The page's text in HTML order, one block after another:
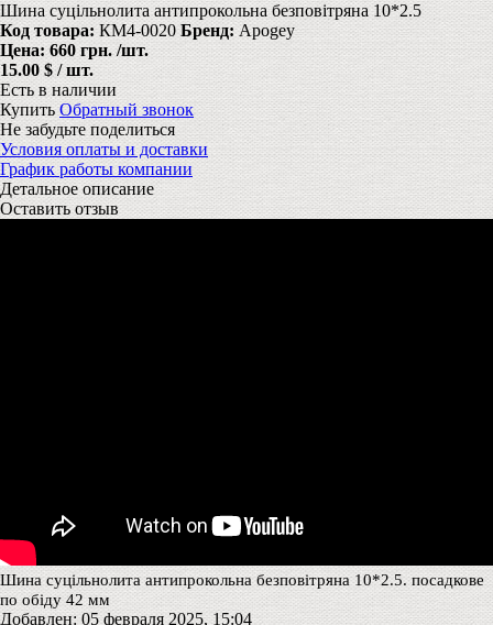
Шина суцільнолита антипрокольна безповітряна 10*2.5
Код товара: КМ4-0020 Бренд:Apogey
Цена:660 грн./шт.
15.00 $ / шт.
Есть в наличии
Купить Обратный звонок
Не забудьте поделиться
Условия оплаты и доставки
График работы компании
Детальное описание
Оставить отзыв
Шина суцільнолита антипрокольна безповітряна 10*2.5. посадкове
по обіду 42 мм
Добавлен: 05 февраля 2025, 15:04